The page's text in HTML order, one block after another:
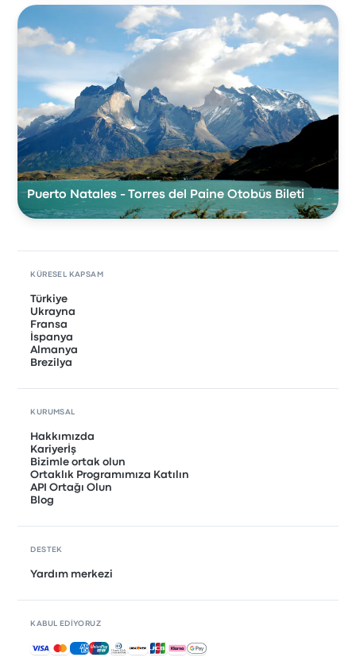
Puerto Natales - Torres del Paine Otobüs Bileti
KÜRESEL KAPSAM
Türkiye
Ukrayna
Fransa
İspanya
Almanya
Brezilya
KURUMSAL
Hakkımızda
Kariyerİş
Bizimle ortak olun
Ortaklık Programımıza Katılın
API Ortağı Olun
Blog
DESTEK
Yardım merkezi
KABUL EDIYORUZ
Kabul edilen ödemeler